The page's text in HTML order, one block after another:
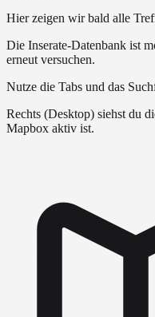
Hier zeigen wir bald alle
Die Inserate-Datenbank ist
erneut versuchen.
Nutze die Tabs und das
Rechts (Desktop) siehst du
Mapbox aktiv ist.